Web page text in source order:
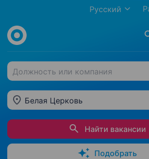
Русский
Должность или компания
Белая Церковь
Найти вакансии
Подобрать